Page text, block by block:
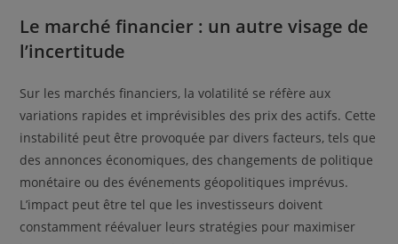
Le marché financier : un autre visage de
l’incertitude
Sur les marchés financiers, la volatilité se réfère aux
variations rapides et imprévisibles des prix des actifs. Cette
instabilité peut être provoquée par divers facteurs, tels que
des annonces économiques, des changements de politique
monétaire ou des événements géopolitiques imprévus.
L’impact peut être tel que les investisseurs doivent
constamment réévaluer leurs stratégies pour maximiser